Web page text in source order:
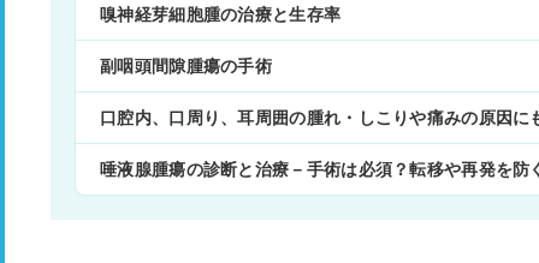
嗅神経芽細胞腫の治療と生存率
副咽頭間隙腫瘍の手術
口腔内、口周り、耳周囲の腫れ・しこりや痛みの原因に
唾液腺腫瘍の診断と治療－手術は必須？転移や再発を防